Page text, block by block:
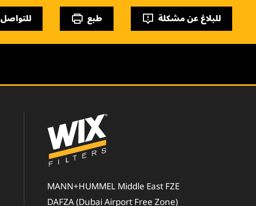
للتواصل طبع للبلاغ عن مشكلة
MANN+HUMMEL Middle East FZE